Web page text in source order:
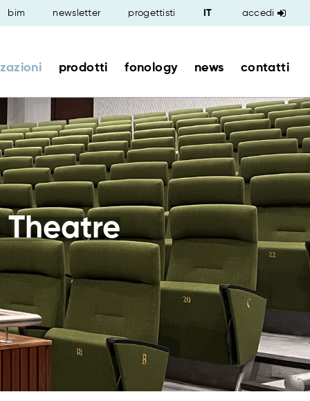
bim newsletter progettisti accedi
prodotti fonology news contatti
Theatre